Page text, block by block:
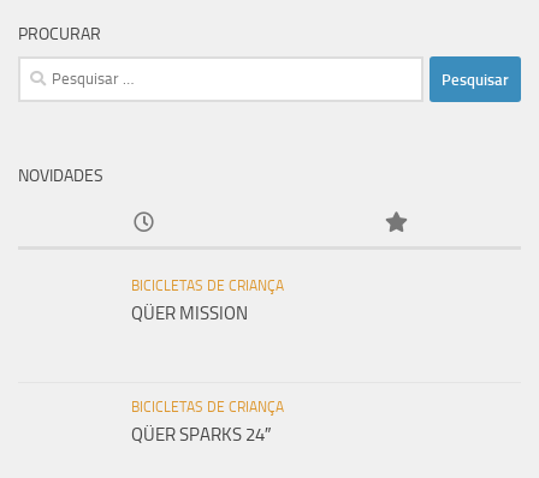
PROCURAR
Pesquisar
por:
NOVIDADES
BICICLETAS DE CRIANÇA
QÜER MISSION
BICICLETAS DE CRIANÇA
QÜER SPARKS 24″